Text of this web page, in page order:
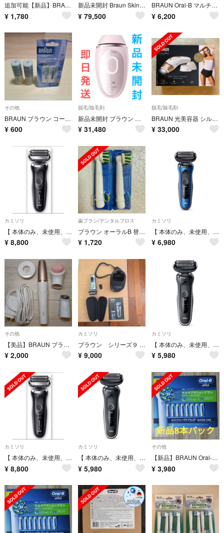
追加可能【新品】BRAUN Oral-B替ブラシ マルチアクションブラシ 4本
¥ 1,780
新品未開封 Braun Skin i-expert Pro7 PL7243 光脱毛器 ブラウン スキンアイエキスパート
¥ 79,500
BRAUN Oral-B マルチアクションブラシ
¥ 6,200
その他
BRAUN ブラウン コードレススタイラー専用 ガスカートリッジ CT2 廃盤品
¥ 600
脱毛/除毛剤
新品未開封 ブラウン 光美容器 ピンク BRAUN Silk PL1100 即日
¥ 31,480
脱毛/除毛剤
BRAUN 光美容器 シルク・エキスパート PL-5243 未使用品
¥ 33,000
カミソリ
【 本体のみ、未使用、展示品 】 ブラウンシェーバー シリーズ7
¥ 8,800
歯ブラシ/デンタルフロス
ブラウン オーラルB 替えブラシ マルチアクションブラシ 2本
¥ 1,720
カミソリ
【 本体のみ、未使用、展示品 】 ブラウンシェーバー シリーズ６
¥ 6,980
その他
【美品】BRAUN ブラウン ブラウンフェイス type5366
¥ 2,000
カミソリ
ブラウン シリーズ９ ９２９２cc 洗浄器付 人工知能 自動調整 風呂剃り可
¥ 9,000
カミソリ
【 本体のみ、未使用、展示品 】 ブラウンシェーバー シリーズ5
¥ 5,980
カミソリ
【 本体のみ、未使用、展示品 】 ブラウンシェーバー シリーズ7
¥ 8,800
カミソリ
【 本体のみ、未使用、展示品 】 ブラウンシェーバー シリーズ5
¥ 5,980
その他
【新品】BRAUN Oral-B替ブラシ マルチアクションブラシ 8本 ブラウン
¥ 3,980